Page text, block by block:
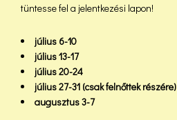
tüntesse fel a jelentkezési lapon!
július 6-10
július 13-17
július 20-24
július 27-31 (csak felnőttek részére)
augusztus 3-7